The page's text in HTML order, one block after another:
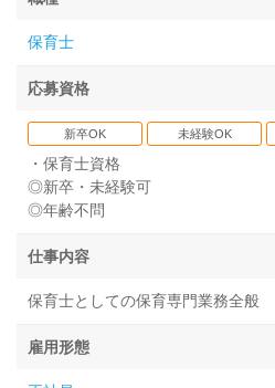
保育士
応募資格
新卒OK 未経験OK
・保育士資格
◎新卒・未経験可
◎年齢不問
仕事内容
保育士としての保育専門業務全般
雇用形態